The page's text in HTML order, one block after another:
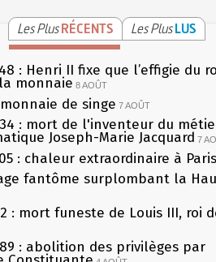
Les PlusRÉCENTS Les PlusLUS
: Henri II fixe que l’effigie du
monnaie 8 AOÛT
de singe 7 AOÛT
: mort de l'inventeur du
Joseph-Marie Jacquard 7
: chaleur extraordinaire à Paris
fantôme surplombant la
: mort funeste de Louis III, roi
: abolition des privilèges par